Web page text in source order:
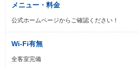
メニュー・料金
公式ホームページからご確認ください！
Wi-Fi有無
全客室完備